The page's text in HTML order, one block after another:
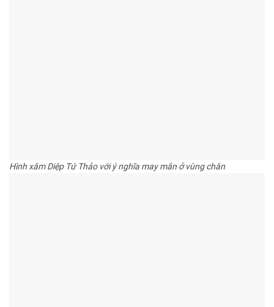
Hình xăm Diệp Tứ Thảo với ý nghĩa may mắn ở vùng chân